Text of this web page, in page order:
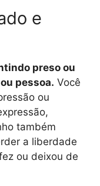
e
preso ou
pessoa. Você
ou
também
a liberdade
ou deixou de